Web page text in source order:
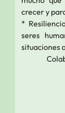
crecer y
*
seres
situaciones